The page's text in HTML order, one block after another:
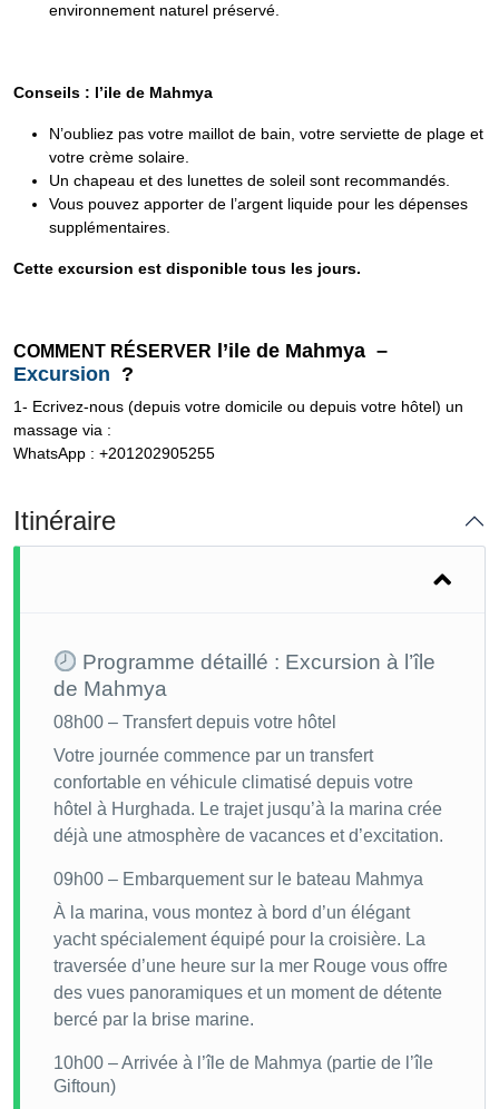
environnement naturel préservé.
Conseils : l’ile de Mahmya
N’oubliez pas votre maillot de bain, votre serviette de plage et
votre crème solaire.
Un chapeau et des lunettes de soleil sont recommandés.
Vous pouvez apporter de l’argent liquide pour les dépenses
supplémentaires.
Cette excursion est disponible tous les jours.
COMMENT RÉSERVER
l’ile de Mahmya –
Excursion ?
1- Ecrivez-nous (depuis votre domicile ou depuis votre hôtel) un
massage via :
WhatsApp : +201202905255
Itinéraire
Programme détaillé : Excursion à l’île
de Mahmya
08h00 – Transfert depuis votre hôtel
Votre journée commence par un transfert
confortable en véhicule climatisé depuis votre
hôtel à Hurghada. Le trajet jusqu’à la marina crée
déjà une atmosphère de vacances et d’excitation.
09h00 – Embarquement sur le bateau Mahmya
À la marina, vous montez à bord d’un élégant
yacht spécialement équipé pour la croisière. La
traversée d’une heure sur la mer Rouge vous offre
des vues panoramiques et un moment de détente
bercé par la brise marine.
10h00 – Arrivée à l’île de Mahmya (partie de l’île
Giftoun)